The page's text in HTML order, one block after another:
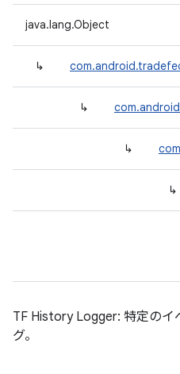
java.lang.Object
↳
↳
↳
↳
TF History Logger: 特定のイ
グ。